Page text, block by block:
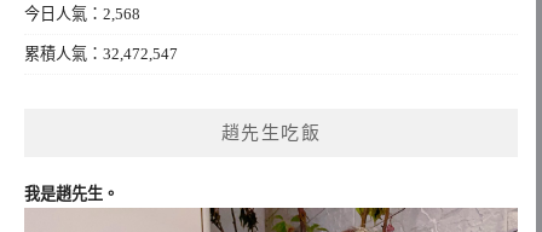
今日人氣：2,568
累積人氣：32,472,547
趙先生吃飯
我是趙先生。